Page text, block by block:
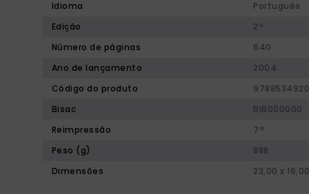
Idioma
Português
Edição
2ª
Número de páginas
640
Ano de lançamento
2004
Código do produto
Bisac
BIB000000
Reimpressão
7ª
Peso (g)
888
Dimensões
23,00 x 16,00